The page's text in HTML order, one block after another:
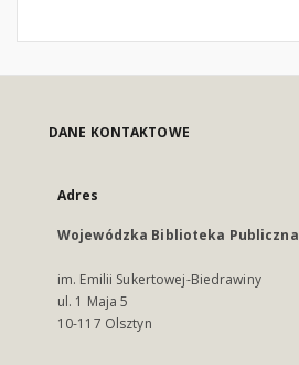
DANE KONTAKTOWE
Adres
Wojewódzka Biblioteka Publiczna
im. Emilii Sukertowej-Biedrawiny
ul. 1 Maja 5
10-117 Olsztyn